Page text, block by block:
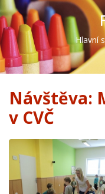
Hlavní
Návštěva:
v CVČ